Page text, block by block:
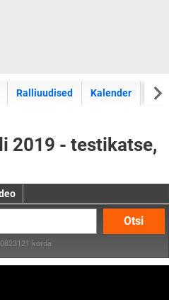
Ralliuudised Kalender
2019 - testikatse,
Otsi
korda